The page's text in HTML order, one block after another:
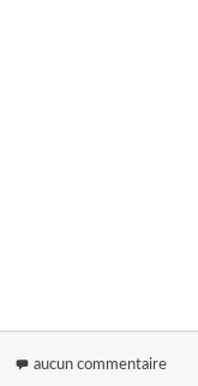
aucun commentaire